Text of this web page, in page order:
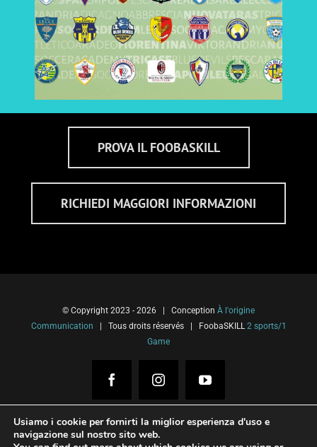
PROVA IL FOOBASKILL
RICHIEDI MAGGIORI INFORMAZIONI
© Copyright 2023 - 2026 | Conception À l'origine
Communication | Tous droits réservés | FoobaSKILL 2 sports/1
Game
FacebookInstagramYouTube
Usiamo i cookie per fornirti la miglior esperienza d'uso e
navigazione sul nostro sito web.